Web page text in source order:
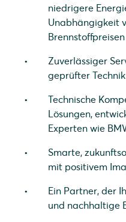
niedrigere
Unabhängigkeit
Brennstoffpreisen
Zuverlässiger
geprüfter
Technische
Lösungen,
Experten wie
Smarte,
mit positivem
Ein Partner, der
und nachhaltige